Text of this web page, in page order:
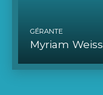
GÉRANTE
Myriam Weiss